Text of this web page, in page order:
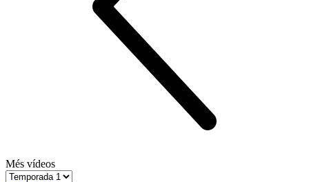
Més vídeos